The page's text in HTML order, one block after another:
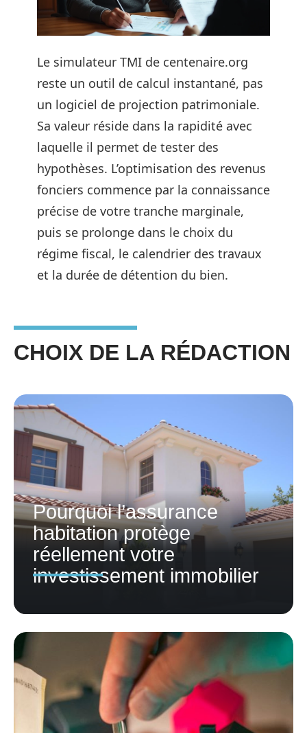
Le simulateur TMI de centenaire.org
reste un outil de calcul instantané, pas
un logiciel de projection patrimoniale.
Sa valeur réside dans la rapidité avec
laquelle il permet de tester des
hypothèses. L’optimisation des revenus
fonciers commence par la connaissance
précise de votre tranche marginale,
puis se prolonge dans le choix du
régime fiscal, le calendrier des travaux
et la durée de détention du bien.
CHOIX DE LA RÉDACTION
Pourquoi l’assurance
habitation protège
réellement votre
investissement immobilier